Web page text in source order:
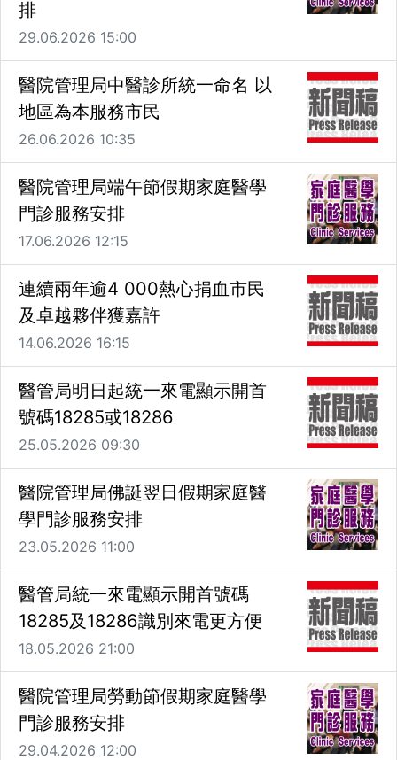
排
29.06.2026 15:00
醫院管理局中醫診所統一命名 以
地區為本服務市民
26.06.2026 10:35
醫院管理局端午節假期家庭醫學
門診服務安排
17.06.2026 12:15
連續兩年逾4 000熱心捐血市民
及卓越夥伴獲嘉許
14.06.2026 16:15
醫管局明日起統一來電顯示開首
號碼18285或18286
25.05.2026 09:30
醫院管理局佛誕翌日假期家庭醫
學門診服務安排
23.05.2026 11:00
醫管局統一來電顯示開首號碼
18285及18286識別來電更方便
18.05.2026 21:00
醫院管理局勞動節假期家庭醫學
門診服務安排
29.04.2026 12:00